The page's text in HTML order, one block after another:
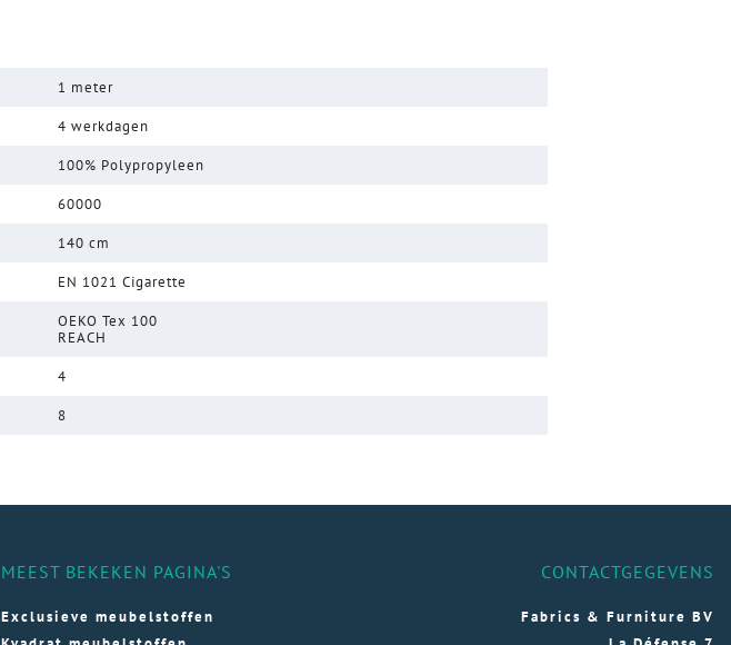
1 meter
4 werkdagen
100% Polypropyleen
60000
140 cm
EN 1021 Cigarette
OEKO Tex 100
REACH
4
8
MEEST BEKEKEN PAGINA'S
Exclusieve meubelstoffen
CONTACTGEGEVENS
Fabrics & Furniture BV